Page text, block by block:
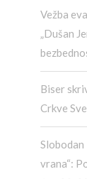
Vežba
„Dušan
Biser
Crkve
vrana“: